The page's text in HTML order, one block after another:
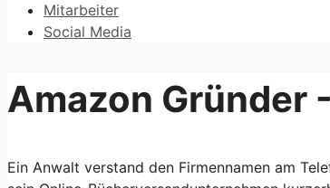
Mitarbeiter
Social Media
Amazon Gründer
Ein Anwalt verstand den Firmennamen am